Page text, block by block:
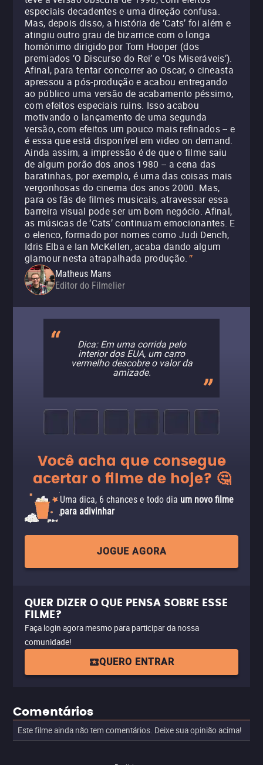
especiais decadentes e uma direção confusa.
Mas, depois disso, a história de ‘Cats’ foi além e
atingiu outro grau de bizarrice com o longa
homônimo dirigido por Tom Hooper (dos
premiados ‘O Discurso do Rei’ e ‘Os Miseráveis’).
Afinal, para tentar concorrer ao Oscar, o cineasta
apressou a pós-produção e acabou entregando
ao público uma versão de acabamento péssimo,
com efeitos especiais ruins. Isso acabou
motivando o lançamento de uma segunda
versão, com efeitos um pouco mais refinados -- e
é essa que está disponível em video on demand.
Ainda assim, a impressão é de que o filme saiu
de algum porão dos anos 1980 -- a cena das
baratinhas, por exemplo, é uma das coisas mais
vergonhosas do cinema dos anos 2000. Mas,
para os fãs de filmes musicais, atravessar essa
barreira visual pode ser um bom negócio. Afinal,
as músicas de ‘Cats’ continuam emocionantes. E
o elenco, formado por nomes como Judi Dench,
Idris Elba e Ian McKellen, acaba dando algum
glamour nesta atrapalhada produção. "
Matheus Mans
Editor do Filmelier
Dica: Em uma corrida pelo
interior dos EUA, um carro
vermelho descobre o valor da
amizade.
Você acha que consegue
acertar o filme de hoje? 🤔
Uma dica, 6 chances e todo dia um novo filme
para adivinhar
JOGUE AGORA
QUER DIZER O QUE PENSA SOBRE ESSE
FILME?
Faça login agora mesmo para participar da nossa
comunidade!
QUERO ENTRAR
Comentários
Este filme ainda não tem comentários. Deixe sua opinião acima!